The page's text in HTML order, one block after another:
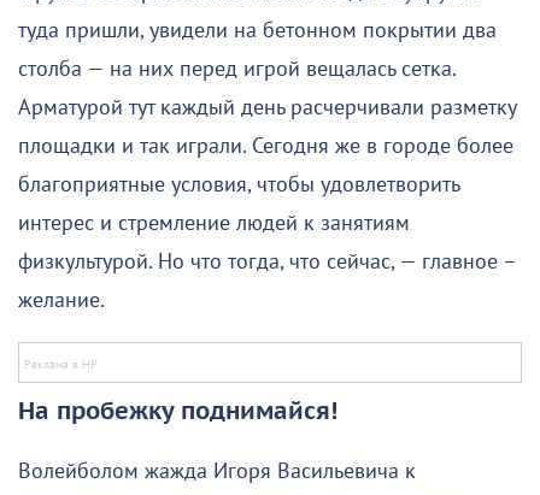
туда пришли, увидели на бетонном покрытии два
столба — на них перед игрой вещалась сетка.
Арматурой тут каждый день расчерчивали разметку
площадки и так играли. Сегодня же в городе более
благоприятные условия, чтобы удовлетворить
интерес и стремление людей к занятиям
физкультурой. Но что тогда, что сейчас, — главное –
желание.
На пробежку поднимайся!
Волейболом жажда Игоря Васильевича к